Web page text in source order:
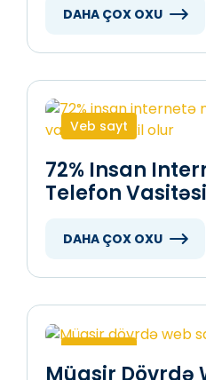
DAHA ÇOX OXU
Veb sayt
72% Insan
Telefon
DAHA ÇOX OXU
Veb sayt
Müasir Dövrdə